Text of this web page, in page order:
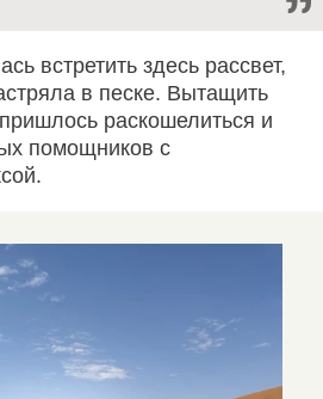
встретить здесь рассвет,
в песке. Вытащить
раскошелиться и
помощников с